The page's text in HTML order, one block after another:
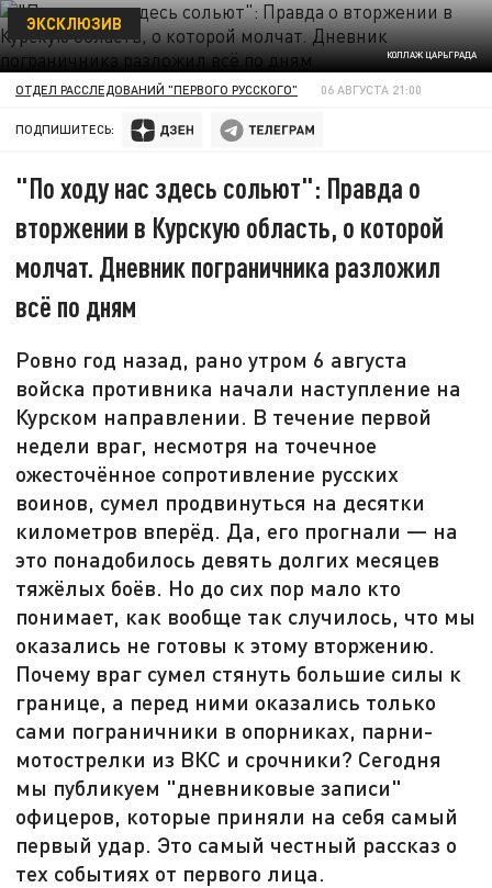
КОЛЛАЖ ЦАРЬГРАДА
ЭКСКЛЮЗИВ
ОТДЕЛ РАССЛЕДОВАНИЙ "ПЕРВОГО РУССКОГО" 06 АВГУСТА 21:00
ПОДПИШИТЕСЬ:
"По ходу нас здесь сольют": Правда о
вторжении в Курскую область, о которой
молчат. Дневник пограничника разложил
всё по дням
Ровно год назад, рано утром 6 августа
войска противника начали наступление на
Курском направлении. В течение первой
недели враг, несмотря на точечное
ожесточённое сопротивление русских
воинов, сумел продвинуться на десятки
километров вперёд. Да, его прогнали — на
это понадобилось девять долгих месяцев
тяжёлых боёв. Но до сих пор мало кто
понимает, как вообще так случилось, что мы
оказались не готовы к этому вторжению.
Почему враг сумел стянуть большие силы к
границе, а перед ними оказались только
сами пограничники в опорниках, парни-
мотострелки из ВКС и срочники? Сегодня
мы публикуем "дневниковые записи"
офицеров, которые приняли на себя самый
первый удар. Это самый честный рассказ о
тех событиях от первого лица.